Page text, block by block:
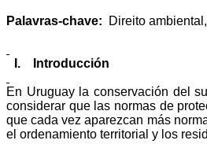
Palavras-chave: Direito
I. Introducción
En Uruguay la conservación del
considerar que las normas de
que cada vez aparezcan más
el ordenamiento territorial y los